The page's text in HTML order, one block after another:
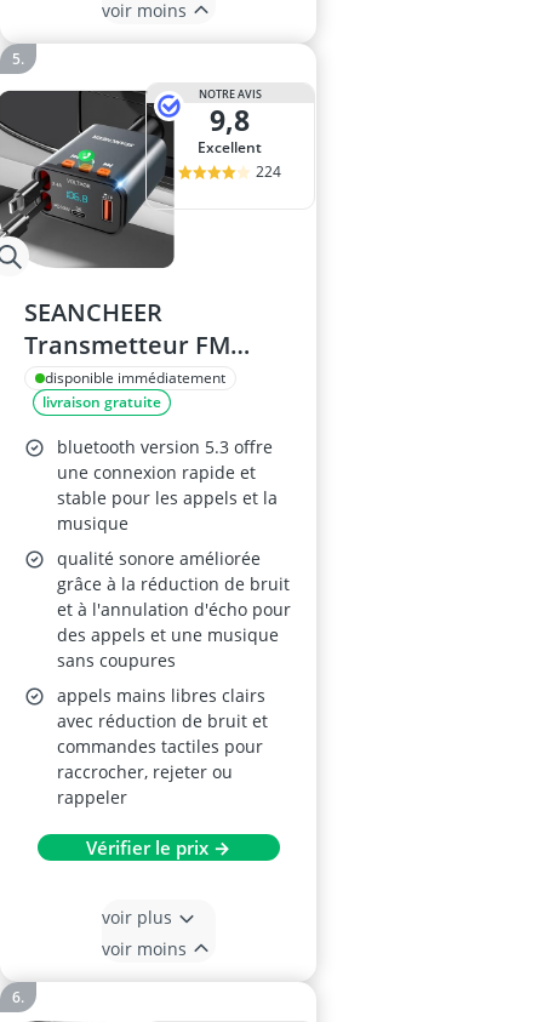
voir moins
NOTRE AVIS
9,8
Excellent
224
SEANCHEER
Transmetteur FM
Bluetooth Voiture,
Allume-Cigare USB-C,
Chargeur 69W, 2
Câbles Rétractables,
Bluetooth 5.3, Kit Main
disponible immédiatement
livraison gratuite
bluetooth version 5.3 offre
une connexion rapide et
stable pour les appels et la
musique
qualité sonore améliorée
grâce à la réduction de bruit
et à l'annulation d'écho pour
des appels et une musique
sans coupures
appels mains libres clairs
avec réduction de bruit et
commandes tactiles pour
raccrocher, rejeter ou
rappeler
Vérifier le prix →
voir plus
voir moins